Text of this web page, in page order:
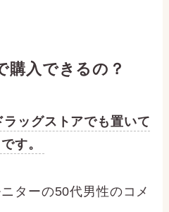
購入できるの？
ッグストアでも置いて
す。
ターの50代男性のコメ